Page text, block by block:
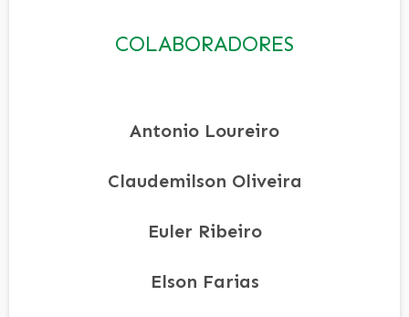
COLABORADORES
Antonio Loureiro
Claudemilson Oliveira
Euler Ribeiro
Elson Farias